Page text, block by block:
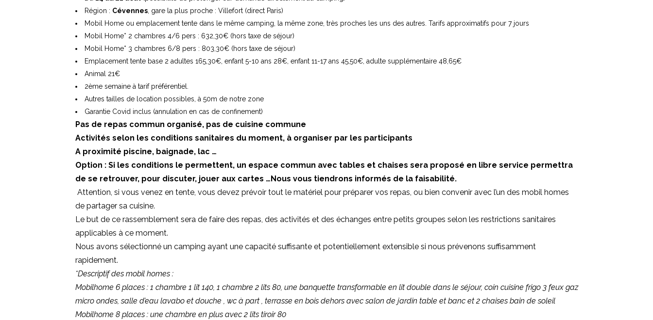
Région : Cévennes, gare la plus proche : Villefort (direct Paris)
Mobil Home ou emplacement tente dans le même camping, la même zone, très proches les uns des autres. Tarifs approximatifs pour 7 jours
Mobil Home* 2 chambres 4/6 pers : 632,30€ (hors taxe de séjour)
Mobil Home* 3 chambres 6/8 pers : 803,30€ (hors taxe de séjour)
Emplacement tente base 2 adultes 165,30€, enfant 5-10 ans 28€, enfant 11-17 ans 45,50€, adulte supplémentaire 48,65€
Animal 21€
2ème semaine à tarif préférentiel.
Autres tailles de location possibles, à 50m de notre zone
Garantie Covid inclus (annulation en cas de confinement)
Pas de repas commun organisé, pas de cuisine commune
Activités selon les conditions sanitaires du moment, à organiser par les participants
A proximité piscine, baignade, lac …
Option : Si les conditions le permettent, un espace commun avec tables et chaises sera proposé en libre service permettra
de se retrouver, pour discuter, jouer aux cartes …Nous vous tiendrons informés de la faisabilité.
Attention, si vous venez en tente, vous devez prévoir tout le matériel pour préparer vos repas, ou bien convenir avec l’un des mobil homes
de partager sa cuisine.
Le but de ce rassemblement sera de faire des repas, des activités et des échanges entre petits groupes selon les restrictions sanitaires
applicables à ce moment.
Nous avons sélectionné un camping ayant une capacité suffisante et potentiellement extensible si nous prévenons suffisamment
rapidement.
*Descriptif des mobil homes :
Mobilhome 6 places : 1 chambre 1 lit 140, 1 chambre 2 lits 80, une banquette transformable en lit double dans le séjour, coin cuisine frigo 3 feux gaz
micro ondes, salle d’eau lavabo et douche , wc à part , terrasse en bois dehors avec salon de jardin table et banc et 2 chaises bain de soleil
Mobilhome 8 places : une chambre en plus avec 2 lits tiroir 80